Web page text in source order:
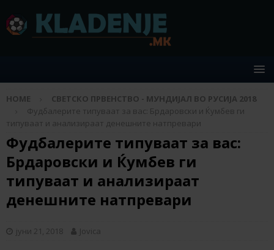
HOME
СВЕТСКО ПРВЕНСТВО - МУНДИЈАЛ ВО РУСИЈА 2018
Фудбалерите типуваат за вас: Брдаровски и Ќумбев ги
типуваат и анализираат денешните натпревари
Фудбалерите типуваат за вас:
Брдаровски и Ќумбев ги
типуваат и анализираат
денешните натпревари
јуни 21, 2018 Jovica